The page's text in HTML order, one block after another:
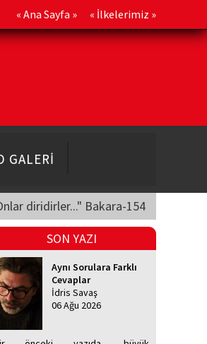
« Ana Sayfa » « İlkelerimiz »
GALERİ
diridirler..." Bakara-154
SON YAZI
Aynı Sorulara Farklı
Cevaplar
İdris Savaş
06 Ağu 2026